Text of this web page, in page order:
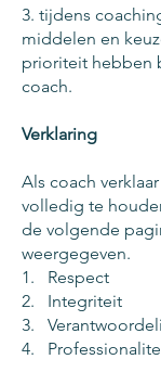
3. tijdens
middelen en
prioriteit hebben
coach.
Verklaring
Als coach
volledig te
de volgende
weergegeven.
1. Respect
2. Integriteit
3.
4.